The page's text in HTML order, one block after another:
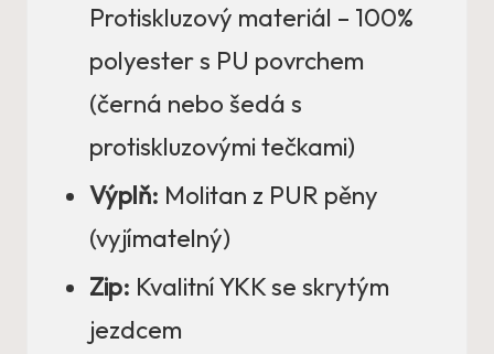
Protiskluzový materiál – 100%
polyester s PU povrchem
(černá nebo šedá s
protiskluzovými tečkami)
Výplň: Molitan z PUR pěny
(vyjímatelný)
Zip: Kvalitní YKK se skrytým
jezdcem